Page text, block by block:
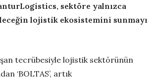
turLogistics, sektöre yalnızca
lojistik ekosistemini sunmayı
tecrübesiyle lojistik sektörünün
‘BOLTAS’, artık